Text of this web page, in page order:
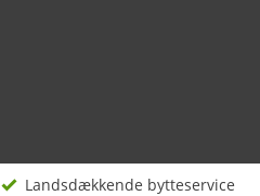
Landsdækkende bytteservice